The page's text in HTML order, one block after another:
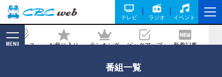
テレビ ラジオ イベント
ニュース お気に入り ランキング ピックアップ 新着記事
MENU
番組一覧